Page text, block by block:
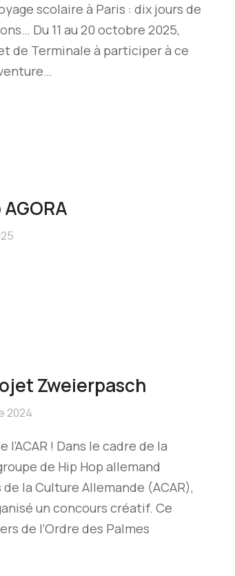
scolaire à Paris : dix jours de
Du 11 au 20 octobre 2025,
de Terminale à participer à ce
Zweierpasch
2024
! Dans le cadre de la
de Hip Hop allemand
la Culture Allemande (ACAR),
un concours créatif. Ce
de l’Ordre des Palmes